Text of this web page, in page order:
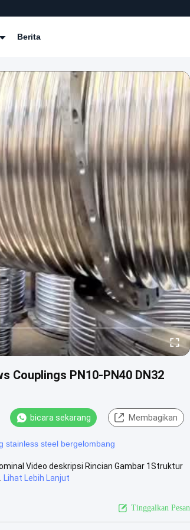
Berita
Couplings PN10-PN40 DN32
bicara sekarang Membagikan
stainless steel bergelombang
Video deskripsi Rincian Gambar 1Struktur
Lihat Lebih Lanjut
Tinggalkan Pesan